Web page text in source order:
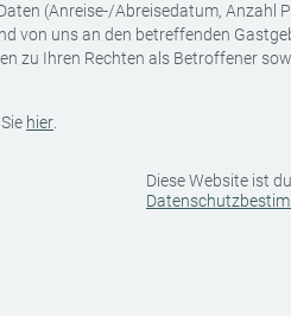
(Anreise-/Abreisedatum, Anzahl
von uns an den betreffenden
zu Ihren Rechten als Betroffener
hier
Diese Website ist